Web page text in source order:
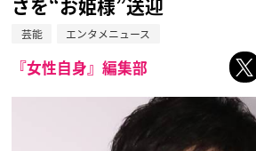
さを“お姫様”送迎
芸能 エンタメニュース
『女性自身』編集部